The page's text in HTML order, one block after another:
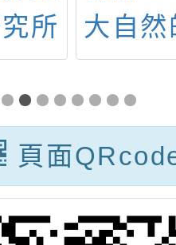
所
月
青少
家生
練
章1
大自
界
頁面